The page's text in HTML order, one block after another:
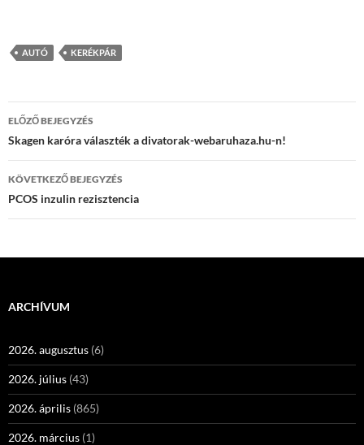
AUTÓ KERÉKPÁR
Bejegyzés
navigáció
ELŐZŐ BEJEGYZÉS
Skagen karóra választék a divatorak-webaruhaza.hu-n!
KÖVETKEZŐ BEJEGYZÉS
PCOS inzulin rezisztencia
ARCHÍVUM
2026. augusztus (6)
2026. július (43)
2026. április (865)
2026. március (1)